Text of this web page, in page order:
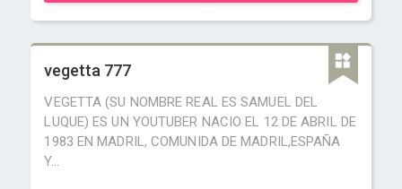
vegetta 777
VEGETTA (SU NOMBRE REAL ES SAMUEL DEL
LUQUE) ES UN YOUTUBER NACIO EL 12 DE ABRIL DE
1983 EN MADRIL, COMUNIDA DE MADRIL,ESPAÑA
Y...